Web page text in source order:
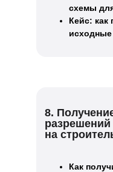
схемы
Кейс: как
исходные
8.
разрешений
на
Как